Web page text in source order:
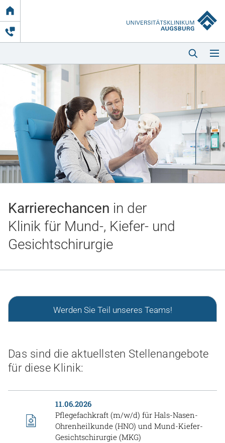
Link
zur
Startseite
Startseite
Kliniken & Einrichtungen
Gesundheit & Medizin
Karrierechancen in der
Klinik für Mund-, Kiefer- und
Gesichtschirurgie
Werden Sie Teil unseres Teams!
Das sind die aktuellsten Stellenangebote
für diese Klinik:
11.06.2026
Pflegefachkraft (m/w/d) für Hals-Nasen-
Ohrenheilkunde (HNO) und Mund-Kiefer-
Gesichtschirurgie (MKG)